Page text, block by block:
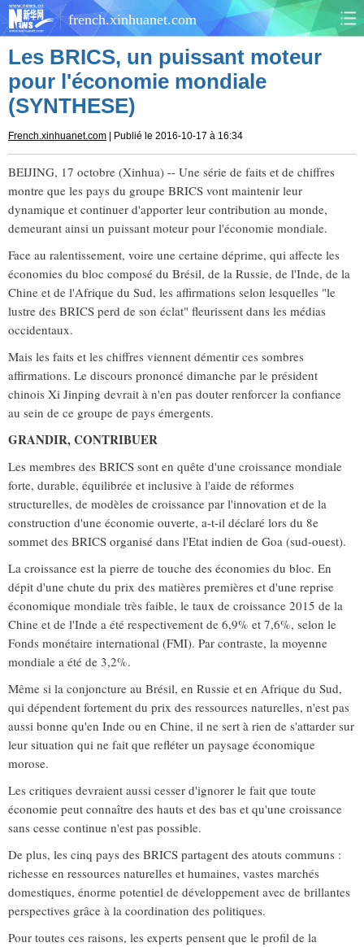
french.xinhuanet.com
CHINE MONDE
AFRIQUE
CULTURE
SCI&TECH PLANÈTE
DOCUMENTS
DOSSIERS PHOTOS
Les BRICS, un puissant moteur
pour l'économie mondiale
(SYNTHESE)
French.xinhuanet.com | Publié le 2016-10-17 à 16:34
BEIJING, 17 octobre (Xinhua) -- Une série de faits et de chiffres
montre que les pays du groupe BRICS vont maintenir leur
dynamique et continuer d'apporter leur contribution au monde,
demeurant ainsi un puissant moteur pour l'économie mondiale.
Face au ralentissement, voire une certaine déprime, qui affecte les
économies du bloc composé du Brésil, de la Russie, de l'Inde, de la
Chine et de l'Afrique du Sud, les affirmations selon lesquelles "le
lustre des BRICS perd de son éclat" fleurissent dans les médias
occidentaux.
Mais les faits et les chiffres viennent démentir ces sombres
affirmations. Le discours prononcé dimanche par le président
chinois Xi Jinping devrait à n'en pas douter renforcer la confiance
au sein de ce groupe de pays émergents.
GRANDIR, CONTRIBUER
Les membres des BRICS sont en quête d'une croissance mondiale
forte, durable, équilibrée et inclusive à l'aide de réformes
structurelles, de modèles de croissance par l'innovation et de la
construction d'une économie ouverte, a-t-il déclaré lors du 8e
sommet des BRICS organisé dans l'Etat indien de Goa (sud-ouest).
La croissance est la pierre de touche des économies du bloc. En
dépit d'une chute du prix des matières premières et d'une reprise
économique mondiale très faible, le taux de croissance 2015 de la
Chine et de l'Inde a été respectivement de 6,9% et 7,6%, selon le
Fonds monétaire international (FMI). Par contraste, la moyenne
mondiale a été de 3,2%.
Même si la conjoncture au Brésil, en Russie et en Afrique du Sud,
qui dépendent fortement du prix des ressources naturelles, n'est pas
aussi bonne qu'en Inde ou en Chine, il ne sert à rien de s'attarder sur
leur situation qui ne fait que refléter un paysage économique
morose.
Les critiques devraient aussi cesser d'ignorer le fait que toute
économie peut connaître des hauts et des bas et qu'une croissance
sans cesse continue n'est pas possible.
De plus, les cinq pays des BRICS partagent des atouts communs :
richesse en ressources naturelles et humaines, vastes marchés
domestiques, énorme potentiel de développement avec de brillantes
perspectives grâce à la coordination des politiques.
Pour toutes ces raisons, les experts pensent que le profil de la